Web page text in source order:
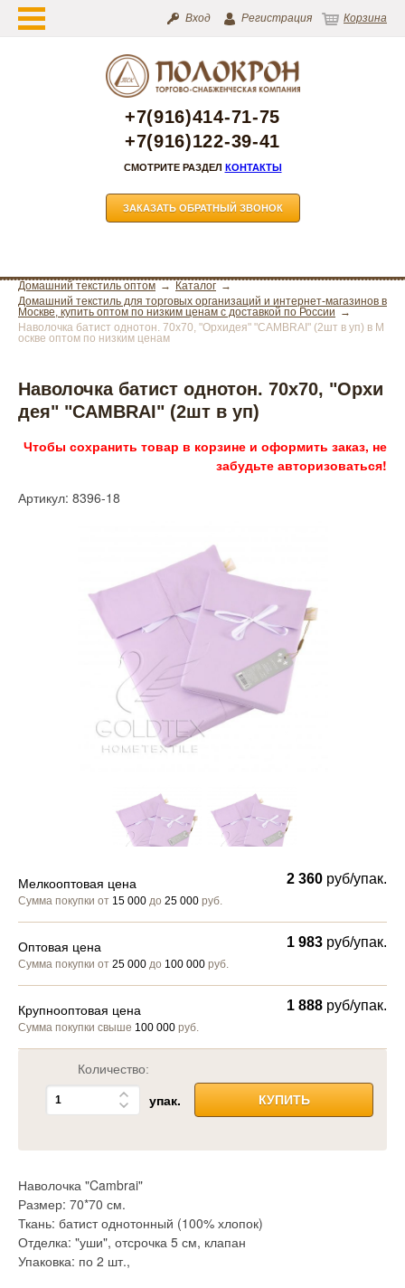
Вход Регистрация Корзина
+7(916)414-71-75
+7(916)122-39-41
СМОТРИТЕ РАЗДЕЛ КОНТАКТЫ
ЗАКАЗАТЬ ОБРАТНЫЙ ЗВОНОК
Домашний текстиль оптом
Каталог
Домашний текстиль для торговых организаций и интернет-магазинов в
Москве, купить оптом по низким ценам с доставкой по России
Наволочка батист однотон. 70х70, "Орхидея" "CAMBRAI" (2шт в уп) в М
оскве оптом по низким ценам
Наволочка батист однотон. 70х70, "Орхи
дея" "CAMBRAI" (2шт в уп)
Чтобы сохранить товар в корзине и оформить заказ, не
забудьте авторизоваться!
Артикул: 8396-18
Мелкооптовая цена
Сумма покупки от 15 000 до 25 000 руб.
2 360 руб/упак.
Оптовая цена
Сумма покупки от 25 000 до 100 000 руб.
1 983 руб/упак.
Крупнооптовая цена
Сумма покупки свыше 100 000 руб.
1 888 руб/упак.
Количество:
упак. КУПИТЬ
Наволочка "Cambrai"
Размер: 70*70 см.
Ткань: батист однотонный (100% хлопок)
Отделка: "уши", отсрочка 5 см, клапан
Упаковка: по 2 шт.,